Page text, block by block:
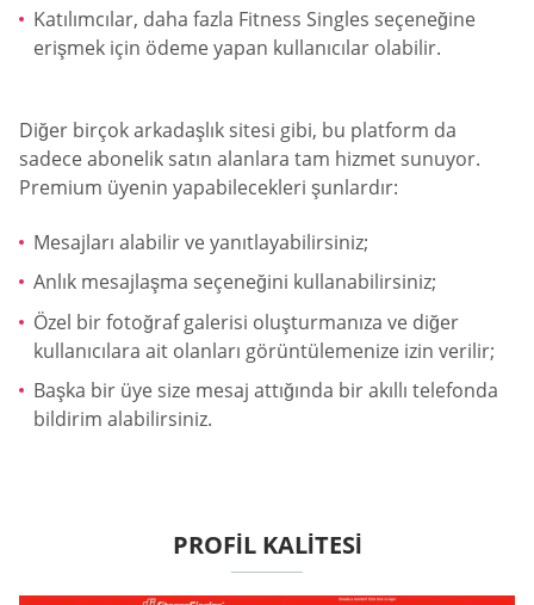
Katılımcılar, daha fazla Fitness Singles seçeneğine
erişmek için ödeme yapan kullanıcılar olabilir.
Diğer birçok arkadaşlık sitesi gibi, bu platform da
sadece abonelik satın alanlara tam hizmet sunuyor.
Premium üyenin yapabilecekleri şunlardır:
Mesajları alabilir ve yanıtlayabilirsiniz;
Anlık mesajlaşma seçeneğini kullanabilirsiniz;
Özel bir fotoğraf galerisi oluşturmanıza ve diğer
kullanıcılara ait olanları görüntülemenize izin verilir;
Başka bir üye size mesaj attığında bir akıllı telefonda
bildirim alabilirsiniz.
PROFIL KALITESI